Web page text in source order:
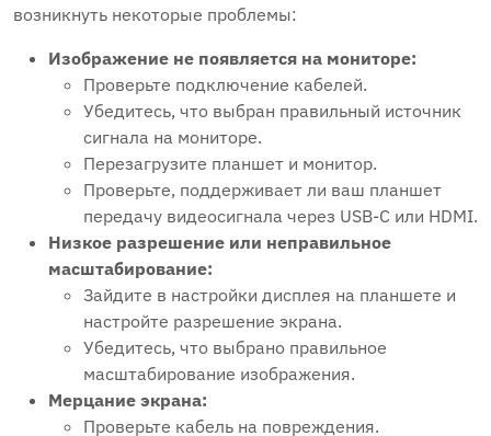
возникнуть некоторые проблемы:
Изображение не появляется на мониторе:
Проверьте подключение кабелей.
Убедитесь, что выбран правильный источник
сигнала на мониторе.
Перезагрузите планшет и монитор.
Проверьте, поддерживает ли ваш планшет
передачу видеосигнала через USB-C или HDMI.
Низкое разрешение или неправильное
масштабирование:
Зайдите в настройки дисплея на планшете и
настройте разрешение экрана.
Убедитесь, что выбрано правильное
масштабирование изображения.
Мерцание экрана:
Проверьте кабель на повреждения.